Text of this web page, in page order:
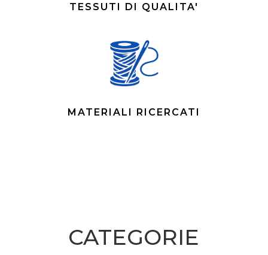
TESSUTI DI QUALITA'
MATERIALI RICERCATI
CATEGORIE